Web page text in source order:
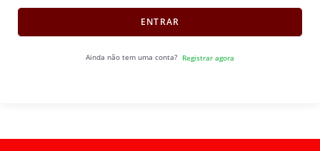
ENTRAR
Ainda não tem uma conta? Registrar agora